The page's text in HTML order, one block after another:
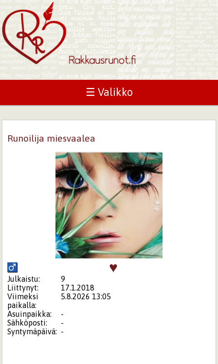
☰ Valikko
Runoilija miesvaalea
♥
Julkaistu:
9
Liittynyt:
17.1.2018
Viimeksi
paikalla:
5.8.2026 13:05
Asuinpaikka:
-
Sähköposti:
-
Syntymäpäivä: -